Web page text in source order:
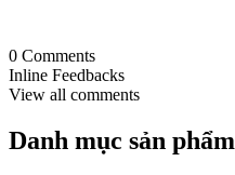
0 Comments
Inline Feedbacks
View all comments
Danh mục sản phẩm